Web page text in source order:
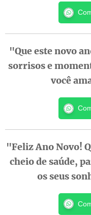
"Que este novo
sorrisos e
você
"Feliz Ano Novo!
cheio de saúde,
os seus